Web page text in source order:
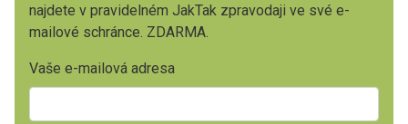
najdete v pravidelném JakTak zpravodaji ve své e-
mailové schránce. ZDARMA.
Vaše e-mailová adresa